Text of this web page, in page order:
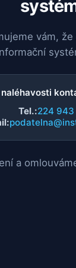
vám,
Tel.:224 943
a